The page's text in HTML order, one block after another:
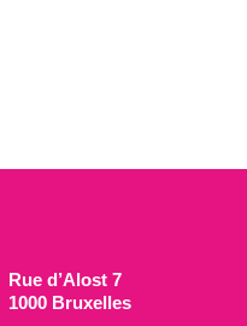
Rue d’Alost 7
1000 Bruxelles